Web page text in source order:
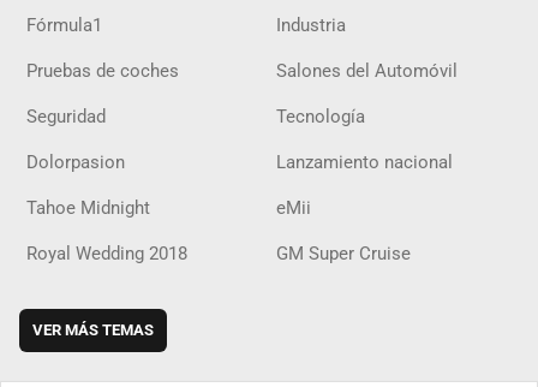
Fórmula1 Industria
Pruebas de coches Salones del Automóvil
Seguridad Tecnología
Dolorpasion Lanzamiento nacional
Tahoe Midnight eMii
Royal Wedding 2018 GM Super Cruise
VER MÁS TEMAS